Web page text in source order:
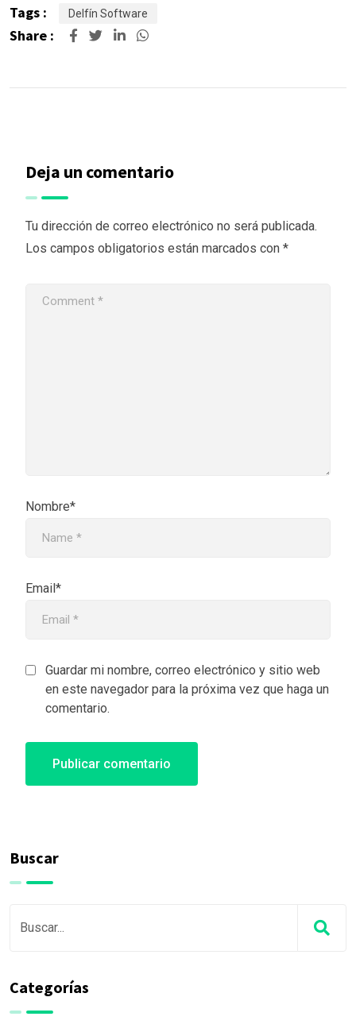
Tags : Delfín Software
Share :
Deja un comentario
Tu dirección de correo electrónico no será publicada.
Los campos obligatorios están marcados con *
Nombre*
Email*
Guardar mi nombre, correo electrónico y sitio web
en este navegador para la próxima vez que haga un
comentario.
Buscar
Categorías